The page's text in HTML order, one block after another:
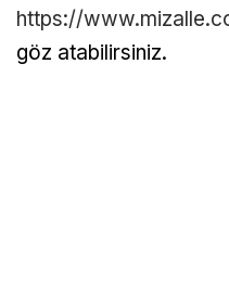
https://
göz atabilirsiniz.